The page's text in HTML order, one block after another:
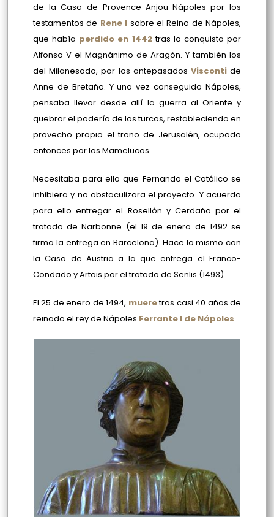
de la Casa de Provence-Anjou-Nápoles por los
testamentos de Rene I sobre el Reino de Nápoles,
que había perdido en 1442tras la conquista por
Alfonso V el Magnánimo de Aragón. Y también los
del Milanesado, por los antepasados Viscontide
Anne de Bretaña. Y una vez conseguido Nápoles,
pensaba llevar desde allí la guerra al Oriente y
quebrar el poderío de los turcos, restableciendo en
provecho propio el trono de Jerusalén, ocupado
entonces por los Mamelucos.
Necesitaba para ello que Fernando el Católico se
inhibiera y no obstaculizara el proyecto. Y acuerda
para ello entregar el Rosellón y Cerdaña por el
tratado de Narbonne (el 19 de enero de 1492 se
firma la entrega en Barcelona). Hace lo mismo con
la Casa de Austria a la que entrega el Franco-
Condado y Artois por el tratado de Senlis (1493).
El 25 de enero de 1494, mueretras casi 40 años de
reinado el rey de Nápoles Ferrante I de Nápoles.